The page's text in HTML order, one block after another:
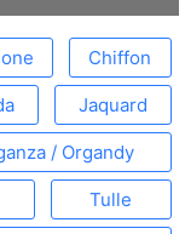
Chiffon
Jaquard
/ Organdy
Tulle